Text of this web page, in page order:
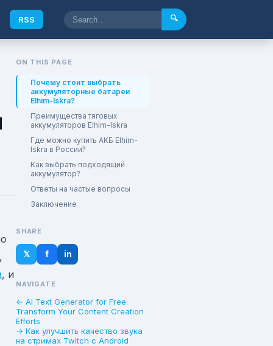
RSS 🔍
, и
ON THIS PAGE
Почему стоит выбрать
аккумуляторные батареи
Elhim-Iskra?
Преимущества тяговых
аккумуляторов Elhim-Iskra
Где можно купить АКБ Elhim-
Iskra в России?
Как выбрать подходящий
аккумулятор?
Ответы на частые вопросы
Заключение
SHARE
𝕏 f in
NAVIGATE
← AI Text Generator for Free:
Transform Your Content Creation
Efforts
→ Как улучшить качество звука
на стримах Twitch с Android